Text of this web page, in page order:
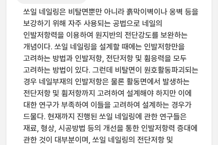
쏘일 네일링은 비탈면뿐만 아니라 흙막이벽이나 옹벽 등을
보강하기 위해 자주 사용되는 공법으로 네일의
인발저항력을 이용하여 원지반의 전단강도를 보완하는
개념이다. 쏘일 네일링을 설계할 때에는 인발저항만을
고려하는 방법과 인발저항, 전단저항 및 휨응력을 모두
고려하는 방법이 있다. 그런데 비탈면이 원호활동파괴되는
경우 네일부재의 인발저항은 물론 활동면에서 발생하는
전단저항 및 휨저항까지 고려하여 설계해야 하지만 이에
대한 연구가 부족하여 이들을 고려하여 설계하는 경우가
드물다. 현재까지 진행된 쏘일 네일링에 관한 연구들은
재료, 형상, 시공방법 등의 개선을 통한 인발저항력 증대에
관한 것이 대부분이며, 쏘일 네일링의 전단저항 및